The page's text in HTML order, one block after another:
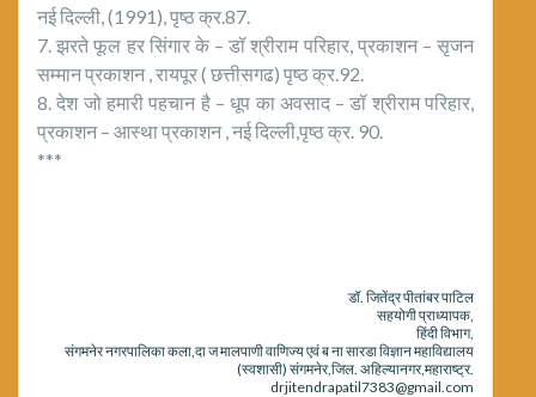
नई दिल्ली, (1991), पृष्ठ क्र.87.
7. झरते फूल हर सिंगार के – डॉ श्रीराम परिहार, प्रकाशन – सृजन
सम्मान प्रकाशन , रायपूर ( छत्तीसगढ) पृष्ठ क्र.92.
8. देश जो हमारी पहचान है – धूप का अवसाद – डॉ श्रीराम परिहार,
प्रकाशन – आस्था प्रकाशन , नई दिल्ली,पृष्ठ क्र. 90.
***
डॉ. जितेंद्र पीतांबर पाटिल
सहयोगी प्राध्यापक,
हिंदी विभाग,
संगमनेर नगरपालिका कला,दा ज मालपाणी वाणिज्य एवं ब ना सारडा विज्ञान महाविद्यालय
(स्वशासी) संगमनेर,जिल. अहिल्यानगर,महाराष्ट्र.
drjitendrapatil7383@gmail.com